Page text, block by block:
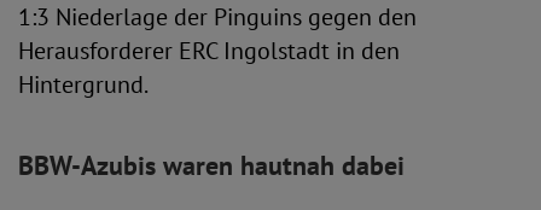
1:3 Niederlage der Pinguins gegen den
Herausforderer ERC Ingolstadt in den
Hintergrund.
BBW-Azubis waren hautnah dabei